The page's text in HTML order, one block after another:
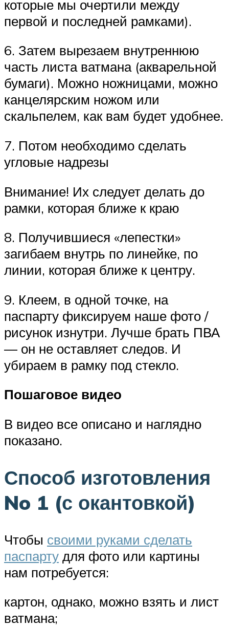
которые мы очертили между
первой и последней рамками).
6. Затем вырезаем внутреннюю
часть листа ватмана (акварельной
бумаги). Можно ножницами, можно
канцелярским ножом или
скальпелем, как вам будет удобнее.
7. Потом необходимо сделать
угловые надрезы
Внимание! Их следует делать до
рамки, которая ближе к краю
8. Получившиеся «лепестки»
загибаем внутрь по линейке, по
линии, которая ближе к центру.
9. Клеем, в одной точке, на
паспарту фиксируем наше фото /
рисунок изнутри. Лучше брать ПВА
— он не оставляет следов. И
убираем в рамку под стекло.
Пошаговое видео
В видео все описано и наглядно
показано.
Способ изготовления
No 1 (с окантовкой)
Чтобы своими руками сделать
паспарту для фото или картины
нам потребуется:
картон, однако, можно взять и лист
ватмана;